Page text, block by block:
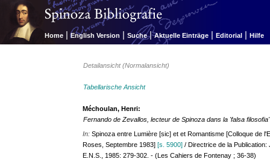
Home | English Version | Suche | Aktuelle Einträge | Editorial | Hilfe
Detailansicht (Normalansicht)
Tabellarische Ansicht
Méchoulan, Henri:
Fernando de Zevallos, lecteur de Spinoza dans la 'falsa filosofia'
In:Spinoza entre Lumière [sic] et et Romantisme [Colloque de
Roses, Septembre 1983][s. 5900] / Directrice de la
E.N.S., 1985: 279-302. - (Les Cahiers de Fontenay ; 36-38)